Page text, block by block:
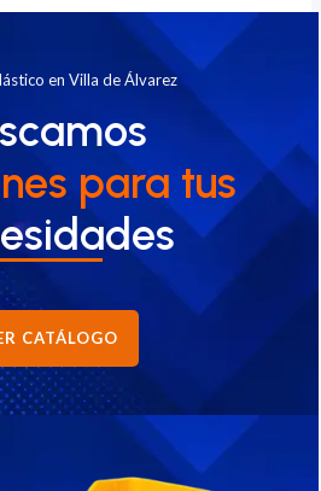
en Villa de Álvarez
para tus
CATÁLOGO